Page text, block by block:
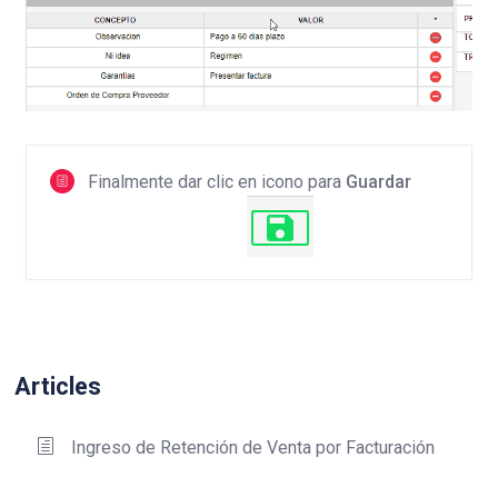
Finalmente dar clic en icono para Guardar
Articles
Ingreso de Retención de Venta por Facturación